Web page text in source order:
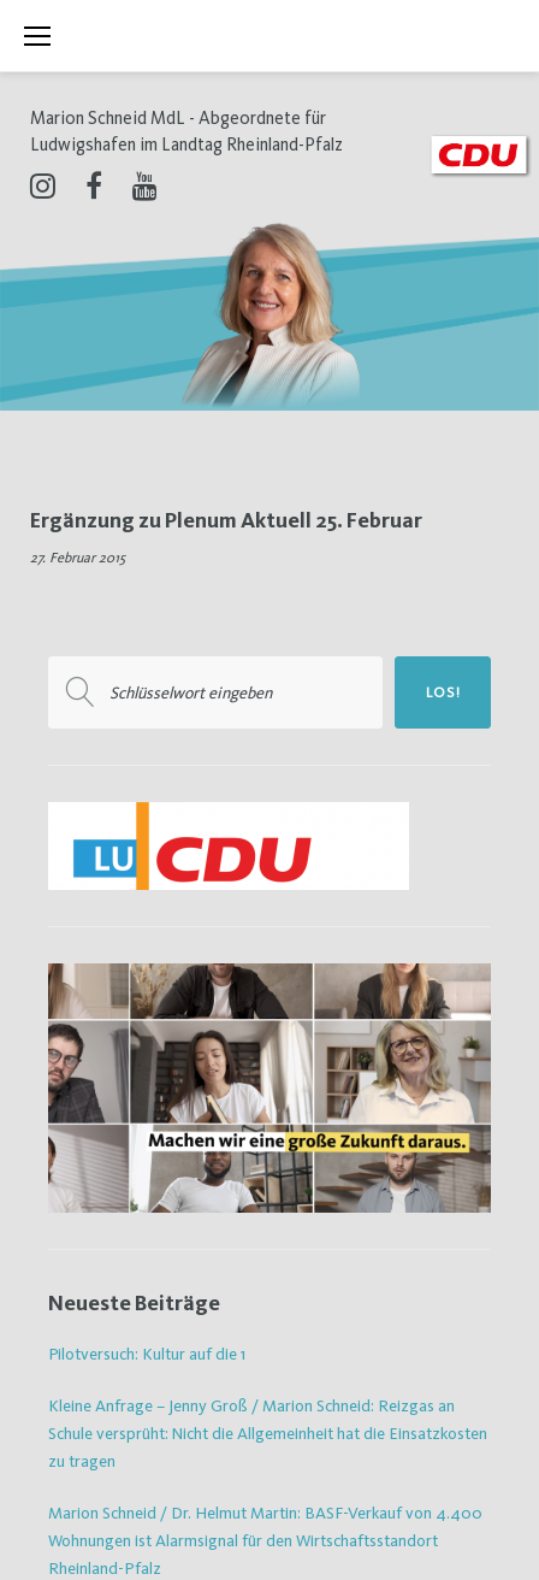
Inhalt
Marion Schneid MdL - Abgeordnete für
Ludwigshafen im Landtag Rheinland-Pfalz
Schlagwort:
Ergänzung
Ergänzung zu Plenum Aktuell 25. Februar
27. Februar 2015
nach:
LOS!
Neueste Beiträge
Pilotversuch: Kultur auf die 1
Kleine Anfrage – Jenny Groß / Marion Schneid: Reizgas an
Schule versprüht: Nicht die Allgemeinheit hat die Einsatzkosten
zu tragen
Marion Schneid / Dr. Helmut Martin: BASF-Verkauf von 4.400
Wohnungen ist Alarmsignal für den Wirtschaftsstandort
Rheinland-Pfalz